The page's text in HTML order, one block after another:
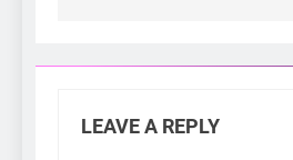
LEAVE A REPLY